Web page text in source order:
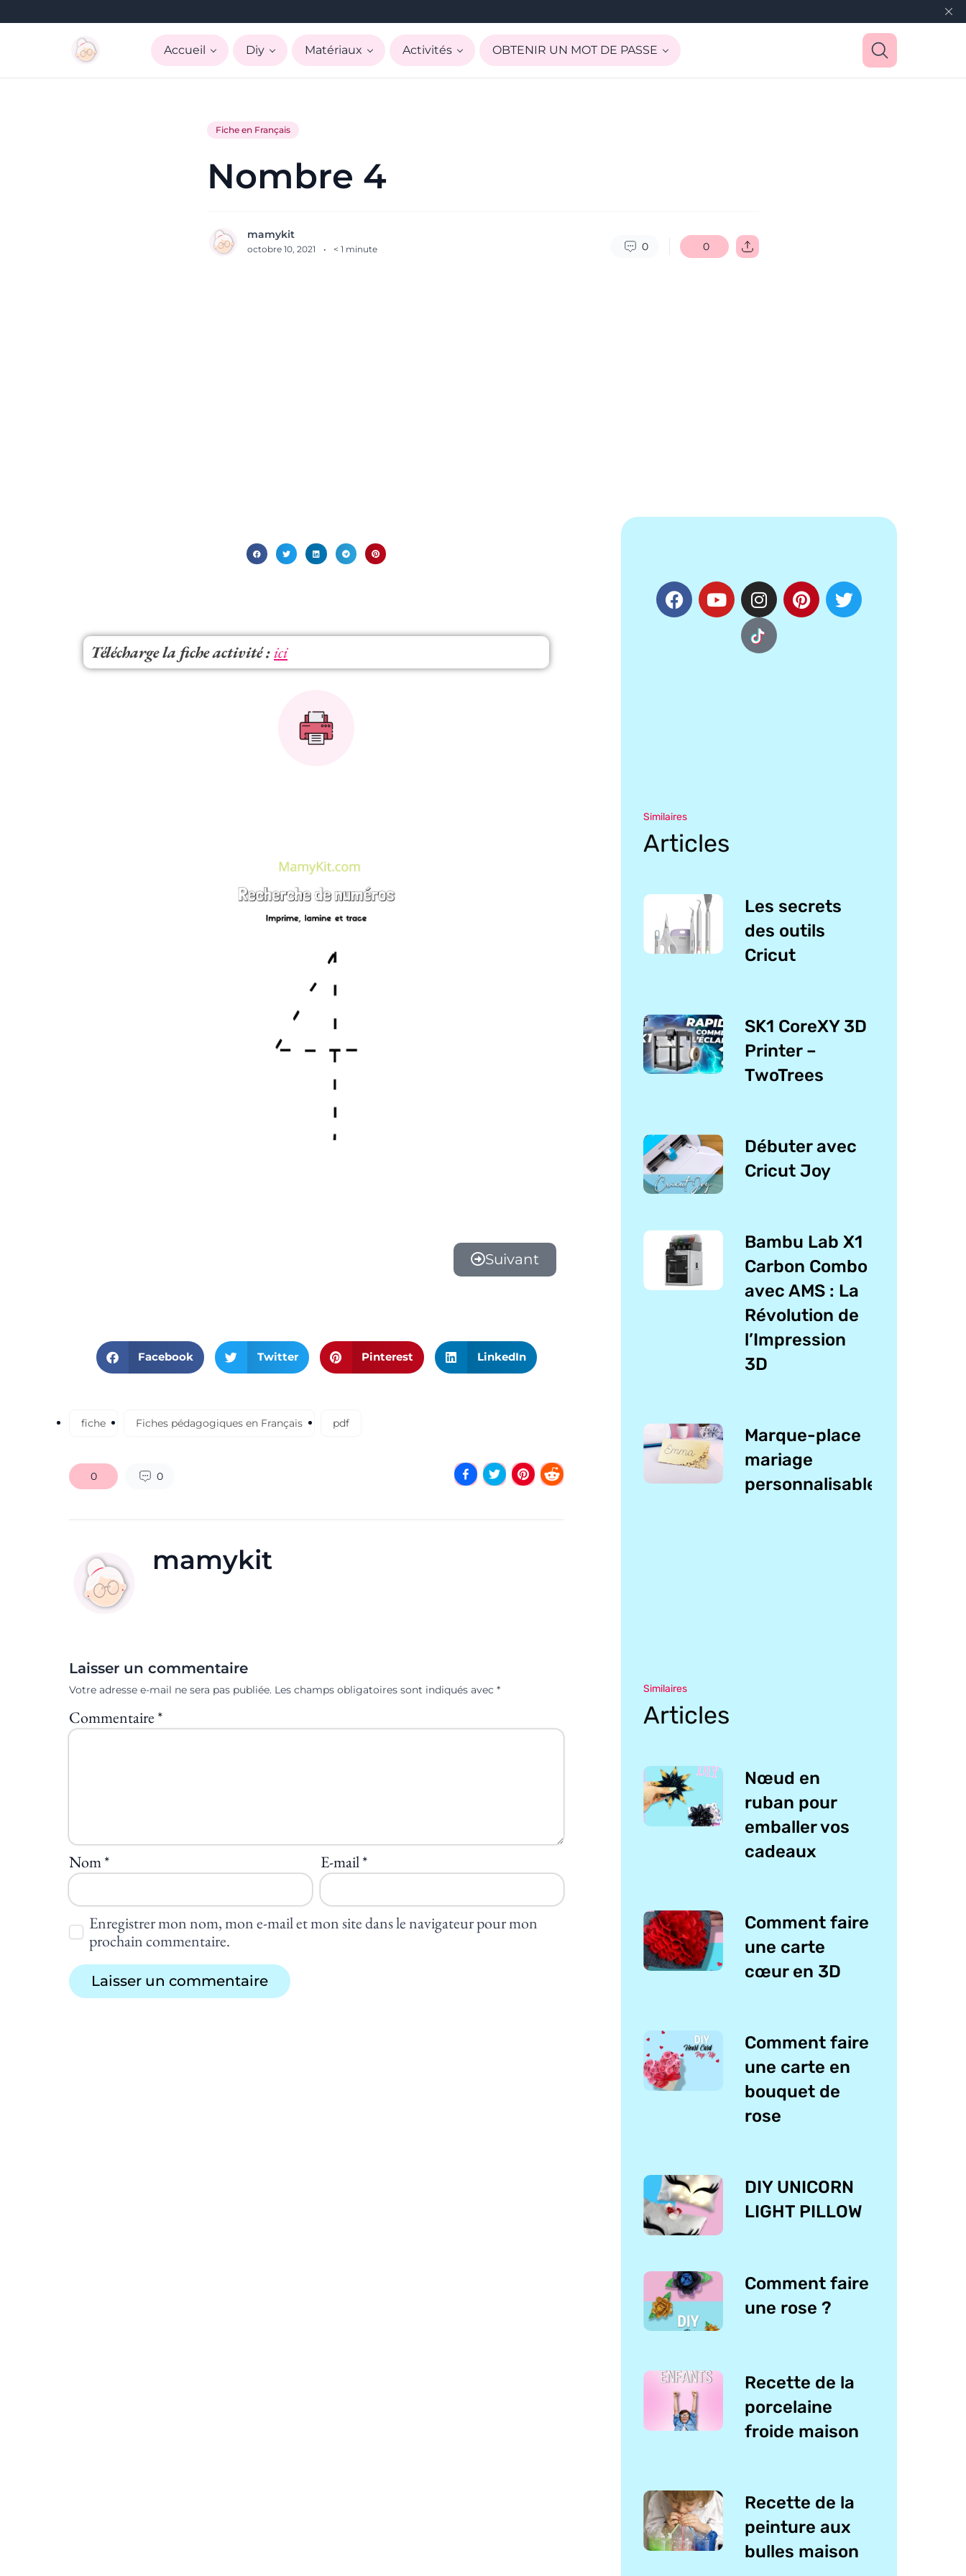
Accueil Diy Matériaux Activités OBTENIR UN MOT DE PASSE
Fiche en Français
Nombre 4
mamykit
octobre 10, 2021 · < 1 minute 0 0
Télécharge la fiche activité :ici
Suivant
Facebook Twitter Pinterest LinkedIn
fiche Fiches pédagogiques en Français pdf
0 0
mamykit
Laisser un commentaire
Votre adresse e-mail ne sera pas publiée. Les champs obligatoires sont indiqués avec *
Commentaire*
Nom* E-mail*
Enregistrer mon nom, mon e-mail et mon site dans le navigateur pour mon
prochain commentaire.
Similaires
Articles
Les secrets
des outils
Cricut
SK1 CoreXY 3D
Printer –
TwoTrees
Débuter avec
Cricut Joy
Bambu Lab X1
Carbon Combo
avec AMS : La
Révolution de
l’Impression
3D
Marque-place
mariage
personnalisable
Similaires
Articles
Nœud en
ruban pour
emballer vos
cadeaux
Comment faire
une carte
cœur en 3D
Comment faire
une carte en
bouquet de
rose
DIY UNICORN
LIGHT PILLOW
Comment faire
une rose ?
Recette de la
porcelaine
froide maison
Recette de la
peinture aux
bulles maison